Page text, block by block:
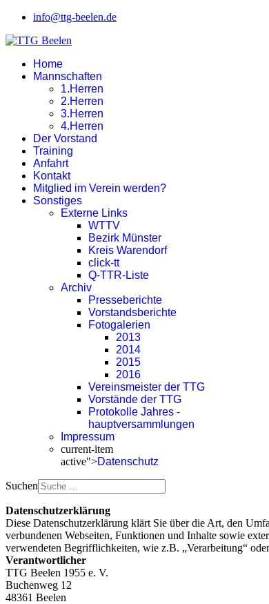
info@ttg-beelen.de
Home
Mannschaften
1.Herren
2.Herren
3.Herren
4.Herren
Der Vorstand
Training
Anfahrt
Kontakt
Mitglied im Verein werden?
Sonstiges
Externe Links
WTTV
Bezirk Münster
Kreis Warendorf
click-tt
Q-TTR-Liste
Archiv
Presseberichte
Vorstandsberichte
Fotogalerien
2013
2014
2015
2016
Vereinsmeister der TTG
Vorstände der TTG
Protokolle Jahres -
hauptversammlungen
Impressum
current-item
active">Datenschutz
Suchen
Datenschutzerklärung
Diese Datenschutzerklärung klärt Sie über die Art, den
verbundenen Webseiten, Funktionen und Inhalte sowie
verwendeten Begrifflichkeiten, wie z.B. „Verarbeitung“
Verantwortlicher
TTG Beelen 1955 e. V.
Buchenweg 12
48361 Beelen